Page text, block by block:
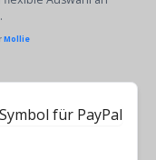
Mollie